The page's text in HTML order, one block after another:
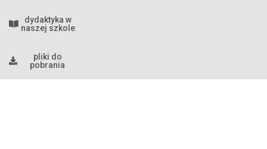
dydaktyka w
naszej szkole
pliki do
pobrania